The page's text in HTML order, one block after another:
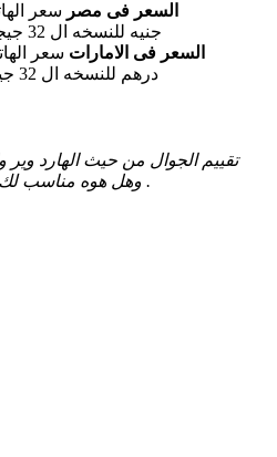
السعر فى مصر سعر
7300 جنيه للنسخه ال 32 جيجابايت / 4 جيجارام
السعر فى الامارات سعر
649 درهم للنسخه ال 32 جيجابايت / 4 جيجارام
تقييم الجوال من حيث الهارد
وهل هوه مناسب لك من حيث السعر والمواصفات .